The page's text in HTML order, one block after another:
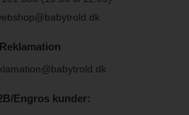
Reklamation
Engros kunder: